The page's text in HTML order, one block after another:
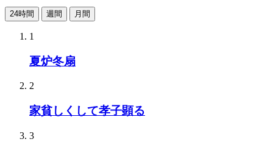
24時間 週間 月間
1
夏炉冬扇
2
家貧しくして孝子顕る
3